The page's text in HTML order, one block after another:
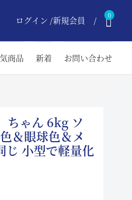
ログイン /新規会員 0
商品 新着 お問い合わせ
ゃん 6kg ソ
＆眼球色＆メ
じ 小型で軽量化